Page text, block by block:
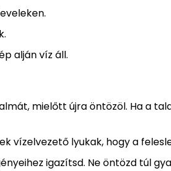
alján víz áll.
mielőtt újra öntözöl. Ha a
vízelvezető lyukak, hogy a
igazítsd. Ne öntözd túl